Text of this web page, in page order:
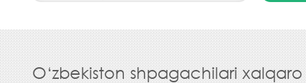
O‘zbekiston shpagachilari